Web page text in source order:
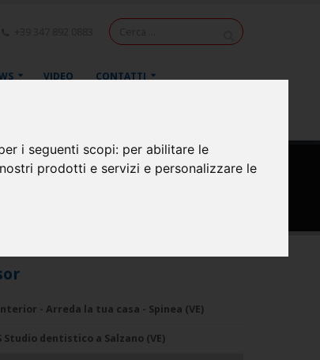
i seguenti scopi: per abilitare le
prodotti e servizi e personalizzare le
VIDEO CONTATTI
- Arreda la tua casa - Spinea (VE)
Studio dentistico a Salzano (VE)